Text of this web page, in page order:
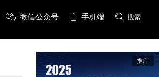
微信公众号 手机端 搜索
推广